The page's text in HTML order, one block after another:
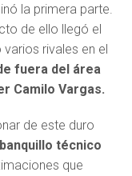
la primera parte.
de ello llegó el
rivales en el
fuera del área
Camilo Vargas.
de este duro
técnico
que